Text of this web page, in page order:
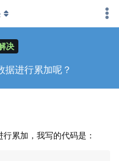
决
据进行累加呢？
累加，我写的代码是：